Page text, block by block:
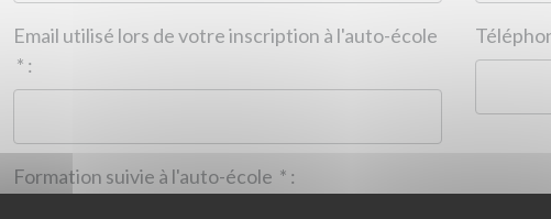
Email utilisé lors de votre inscription à l'auto-école
* :
* :